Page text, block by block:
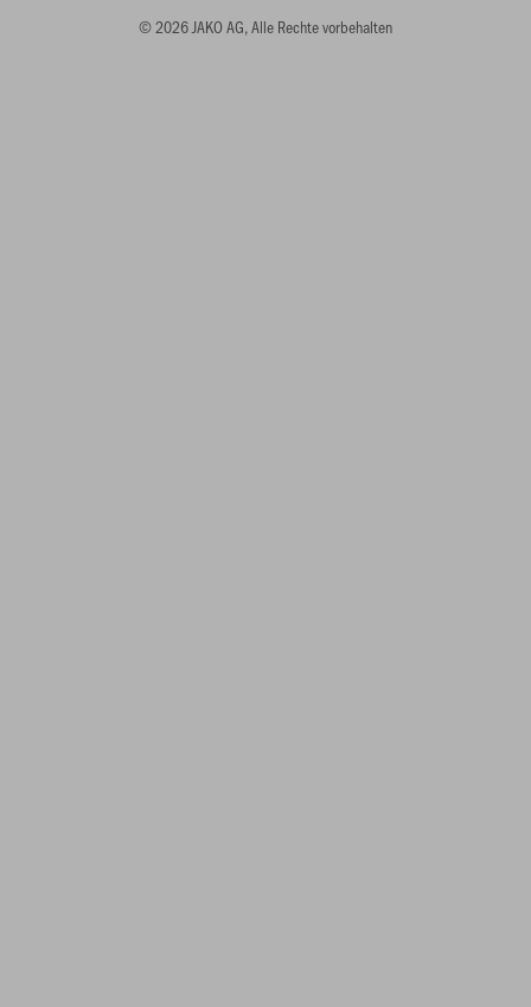
© 2026 JAKO AG, Alle Rechte vorbehalten